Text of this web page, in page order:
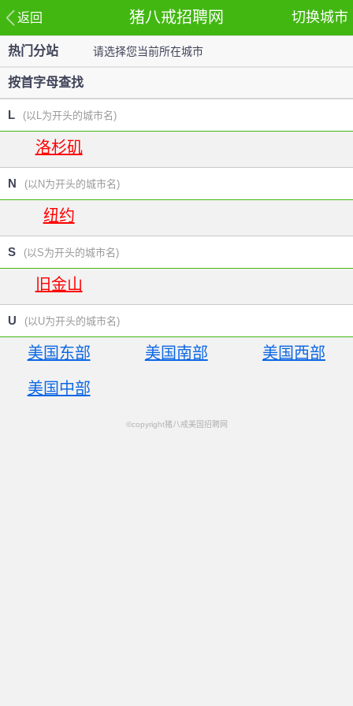
返回 切换城市
猪八戒招聘网
热门分站 请选择您当前所在城市
按首字母查找
L (以L为开头的城市名)
洛杉矶
N (以N为开头的城市名)
纽约
S (以S为开头的城市名)
旧金山
U (以U为开头的城市名)
美国东部 美国南部 美国西部
美国中部
©copyright猪八戒美国招聘网